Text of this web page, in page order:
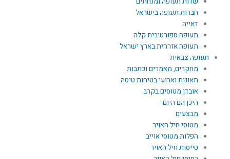
חברות תעופה בישראל
דאייה
תעופה ספורטיבית קלה
תעופה אזרחית בארץ ישראל
תעופה צבאית
מחקרים, מאמרים וכתבות
תאונות וארועי בטיחות טיסה
אובדן מטוסים בקרב
היכן הם היום
מבצעים
מטוסי חיל האויר
הפלות מטוסי אוייב
טייסות חיל האויר